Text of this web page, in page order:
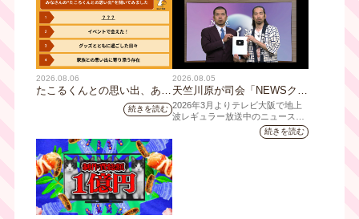
2026.08.06
たこるくんとの思い出、あり
ますか？会員のみなさんに聞
続きを読む
2026.08.05
天竺川原が司会「NEWSクラ
イシス」チャンネル登録者数
10万人突破！テレビ大阪の番
組史上最速記録を更新
2026年3月よりテレビ大阪で地上
波レギュラー放送中のニュース番
組「NEWSクライシス」が、この
たび2026年7月12日(日)に、
続きを読む